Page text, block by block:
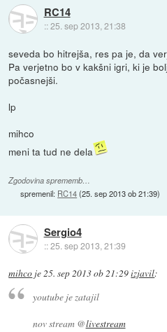
RC14
::25. sep 2013, 21:38
seveda bo hitrejša, res pa je, da
Pa verjetno bo v kakšni igri, ki je
počasnejši.
lp
mihco
meni ta tud ne dela
Zgodovina sprememb…
spremenil: RC14(25. sep 2013 ob 21:39)
Sergio4
::25. sep 2013, 21:39
mihco je25. sep 2013 ob 21:29izjavil:
youtube je zatajil
nov stream @livestream